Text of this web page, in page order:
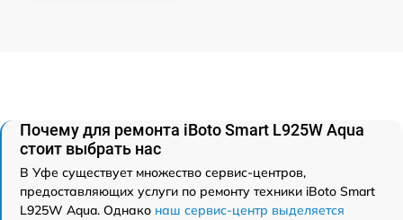
Почему для ремонта iBoto Smart L925W Aqua
стоит выбрать нас
В Уфе существует множество сервис-центров,
предоставляющих услуги по ремонту техники iBoto Smart
L925W Aqua. Однако наш сервис-центр выделяется